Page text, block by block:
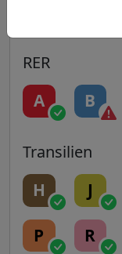
RER
A B
Transilien
H J
P R